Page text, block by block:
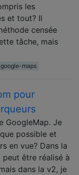
les
et tout? Il
censée
tâche, mais
google-maps
pour
GoogleMap. Je
possible et
en vue? Dans la
être réalisé à
dans la v2, je